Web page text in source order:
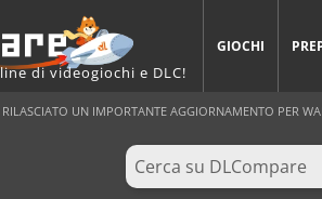
di videogiochi e DLC!
GIOCHI
RILASCIATO UN IMPORTANTE AGGIORNAMENTO PER